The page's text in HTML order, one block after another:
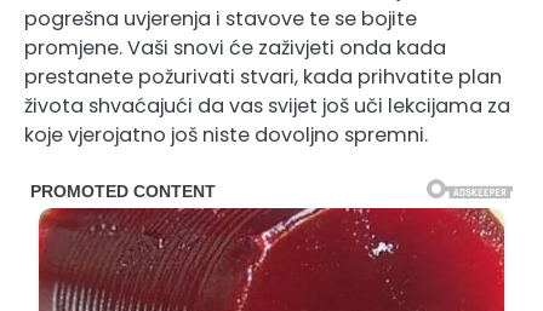
pogrešna uvjerenja i stavove te se bojite
promjene. Vaši snovi će zaživjeti onda kada
prestanete požurivati stvari, kada prihvatite plan
života shvaćajući da vas svijet još uči lekcijama za
koje vjerojatno još niste dovoljno spremni.